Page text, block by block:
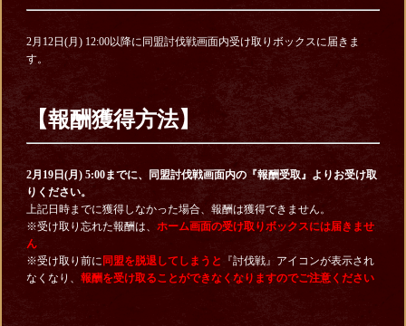
2月12日(月) 12:00以降に同盟討伐戦画面内受け取りボックスに届きま
す。
【報酬獲得方法】
2月19日(月) 5:00までに、同盟討伐戦画面内の『報酬受取』よりお受け取
りください。
上記日時までに獲得しなかった場合、報酬は獲得できません。
※受け取り忘れた報酬は、 ホーム画面の受け取りボックスには届きませ
ん
※受け取り前に 同盟を脱退してしまうと
『討伐戦』アイコンが表示され
なくなり、 報酬を受け取ることができなくなりますのでご注意ください